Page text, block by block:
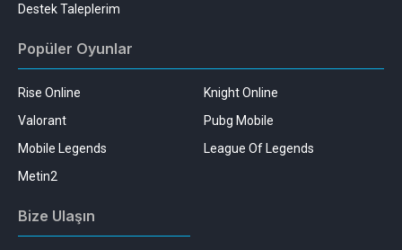
Destek Taleplerim
Popüler Oyunlar
Rise Online
Knight Online
Valorant
Pubg Mobile
Mobile Legends
League Of Legends
Metin2
Bize Ulaşın